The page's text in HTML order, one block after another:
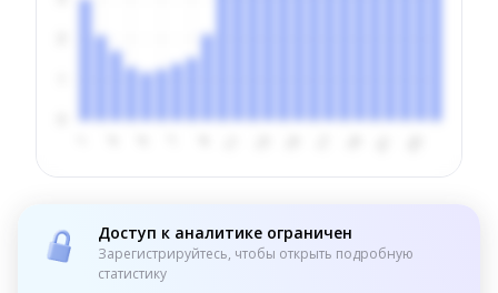
Доступ к аналитике ограничен
Зарегистрируйтесь, чтобы открыть подробную
статистику